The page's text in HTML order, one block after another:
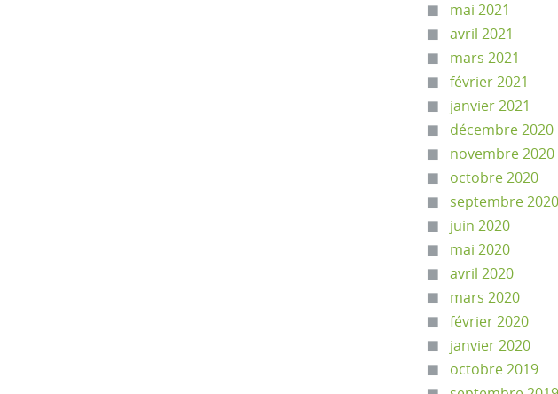
mai 2021
avril 2021
mars 2021
février 2021
janvier 2021
décembre 2020
novembre 2020
octobre 2020
septembre 2020
juin 2020
mai 2020
avril 2020
mars 2020
février 2020
janvier 2020
octobre 2019